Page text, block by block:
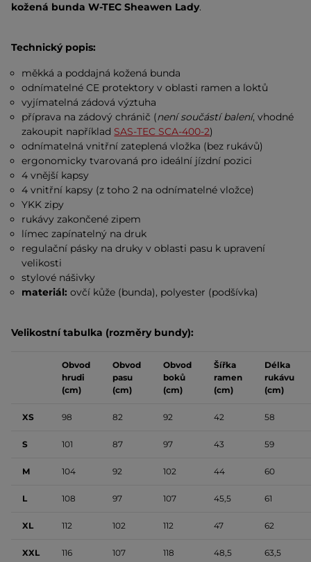
kožená bunda W-TEC Sheawen Lady.
Technický popis:
měkká a poddajná kožená bunda
odnímatelné CE protektory v oblasti ramen a loktů
vyjímatelná zádová výztuha
příprava na zádový chránič (není součástí balení, vhodné
zakoupit například SAS-TEC SCA-400-2)
odnímatelná vnitřní zateplená vložka (bez rukávů)
ergonomicky tvarovaná pro ideální jízdní pozici
4 vnější kapsy
4 vnitřní kapsy (z toho 2 na odnímatelné vložce)
YKK zipy
rukávy zakončené zipem
límec zapínatelný na druk
regulační pásky na druky v oblasti pasu k upravení
velikosti
stylové nášivky
materiál:ovčí kůže (bunda), polyester (podšívka)
Velikostní tabulka (rozměry bundy):
Obvod
hrudi
(cm)
Obvod
pasu
(cm)
Obvod
boků
(cm)
Šířka
ramen
(cm)
Délka
rukávu
(cm)
XS 98 82 92 42 58
S 101 87 97 43 59
M 104 92 102 44 60
L 108 97 107 45,5 61
XL 112 102 112 47 62
XXL 116 107 118 48,5 63,5